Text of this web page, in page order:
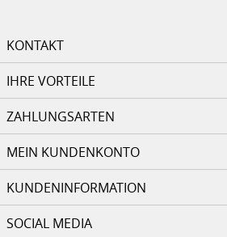
KONTAKT
IHRE VORTEILE
ZAHLUNGSARTEN
MEIN KUNDENKONTO
KUNDENINFORMATION
SOCIAL MEDIA